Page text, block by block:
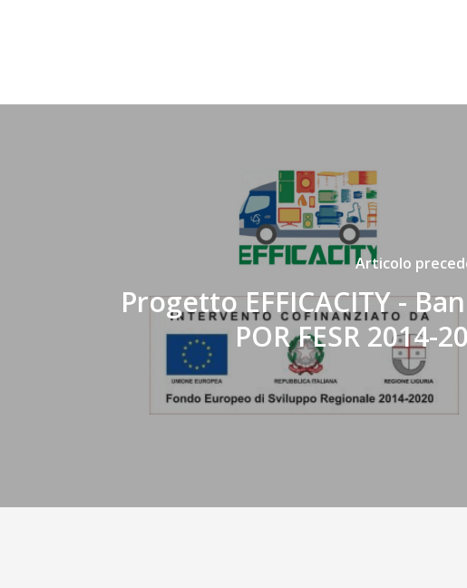
Articolo
Progetto EFFICACITY -
POR FESR 2014-